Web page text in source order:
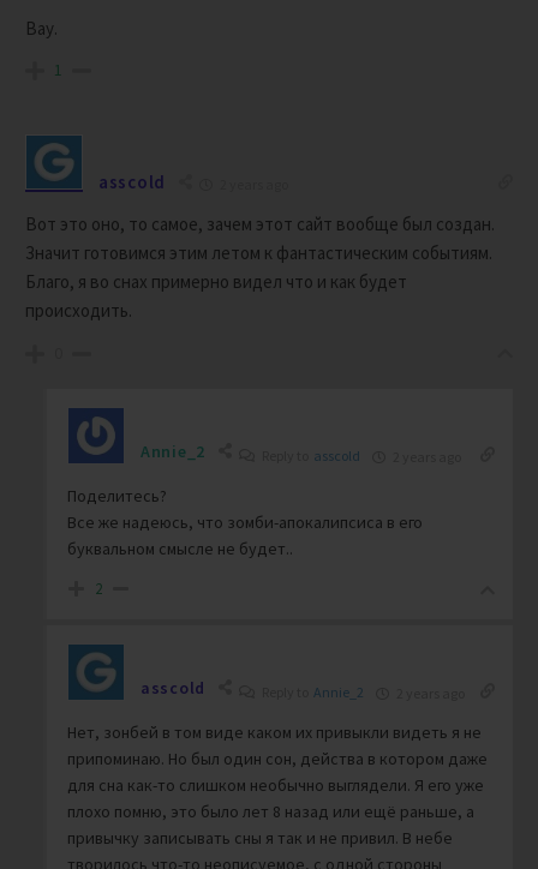
Вау.
1
asscold
Вот это оно, то самое, зачем этот сайт вообще был создан.
Значит готовимся этим летом к фантастическим событиям.
Благо, я во снах примерно видел что и как будет
происходить.
Annie_2 asscold
Поделитесь?
Все же надеюсь, что зомби-апокалипсиса в его
буквальном смысле не будет..
2
asscold Annie_2
Нет, зонбей в том виде каком их привыкли видеть я не
припоминаю. Но был один сон, действа в котором даже
для сна как-то слишком необычно выглядели. Я его уже
плохо помню, это было лет 8 назад или ещё раньше, а
привычку записывать сны я так и не привил. В небе
творилось что-то неописуемое, с одной стороны